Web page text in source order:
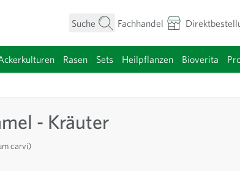
Suche
Fachhandel
Rasen Sets Heilpflanzen Bioverita
- Kräuter
carvi)